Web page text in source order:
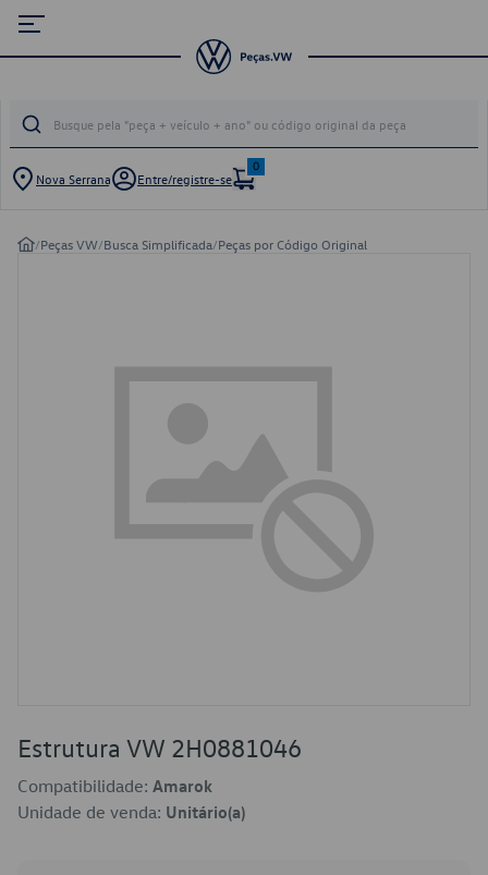
Nova Serrana Entre/registre-se
0
/Peças VW/Busca Simplificada/Peças por Código Original
Estrutura VW 2H0881046
Compatibilidade: Amarok
Unidade de venda: Unitário(a)